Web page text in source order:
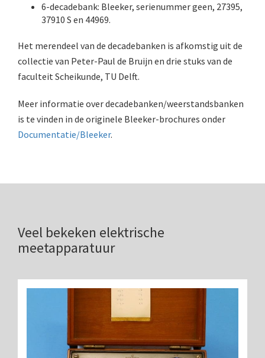
6-decadebank: Bleeker, serienummer geen, 27395,
37910 S en 44969.
Het merendeel van de decadebanken is afkomstig uit de
collectie van Peter-Paul de Bruijn en drie stuks van de
faculteit Scheikunde, TU Delft.
Meer informatie over decadebanken/weerstandsbanken
is te vinden in de originele Bleeker-brochures onder
Documentatie/Bleeker.
Veel bekeken elektrische
meetapparatuur